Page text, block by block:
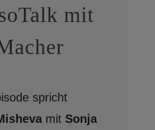
mit
spricht
mit Sonja